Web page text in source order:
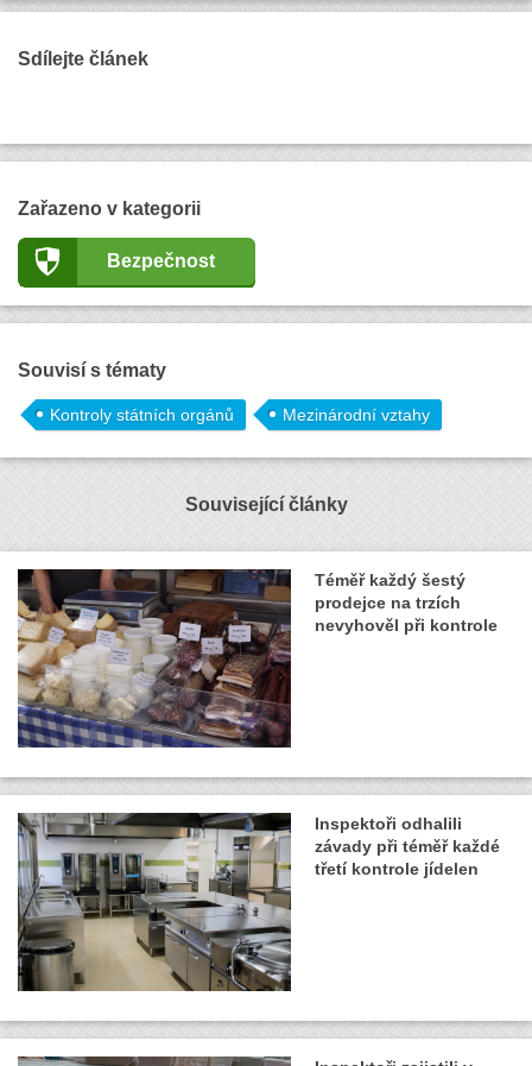
Sdílejte článek
Zařazeno v kategorii
Bezpečnost
Souvisí s tématy
Kontroly státních orgánů Mezinárodní vztahy
Související články
Téměř každý šestý
prodejce na trzích
nevyhověl při kontrole
Inspektoři odhalili
závady při téměř každé
třetí kontrole jídelen